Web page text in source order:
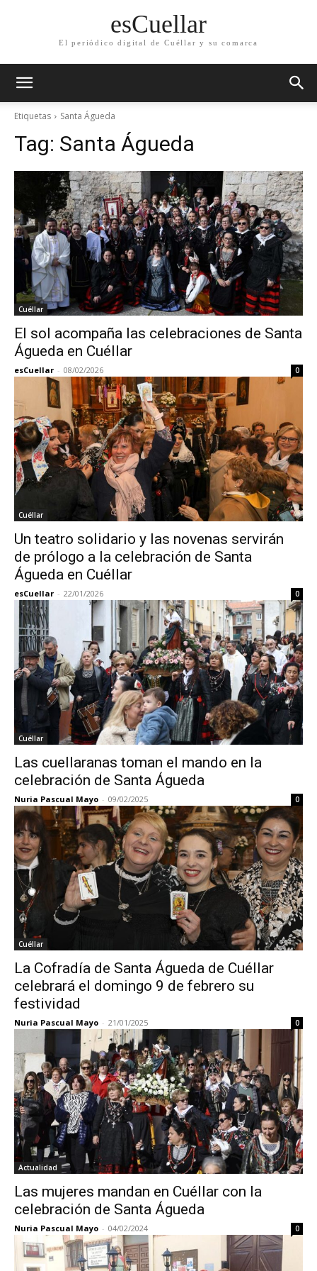
esCuellar
El periódico digital de Cuéllar y su comarca
Etiquetas Santa Águeda
Tag: Santa Águeda
Cuéllar
El sol acompaña las celebraciones de Santa
Águeda en Cuéllar
esCuellar - 08/02/2026 0
Cuéllar
Un teatro solidario y las novenas servirán
de prólogo a la celebración de Santa
Águeda en Cuéllar
esCuellar - 22/01/2026 0
Cuéllar
Las cuellaranas toman el mando en la
celebración de Santa Águeda
Nuria Pascual Mayo - 09/02/2025 0
Cuéllar
La Cofradía de Santa Águeda de Cuéllar
celebrará el domingo 9 de febrero su
festividad
Nuria Pascual Mayo - 21/01/2025 0
Actualidad
Las mujeres mandan en Cuéllar con la
celebración de Santa Águeda
Nuria Pascual Mayo - 04/02/2024 0